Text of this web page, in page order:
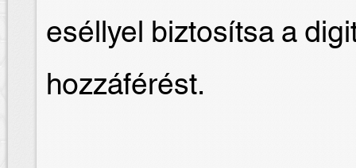
eséllyel biztosítsa a
hozzáférést.